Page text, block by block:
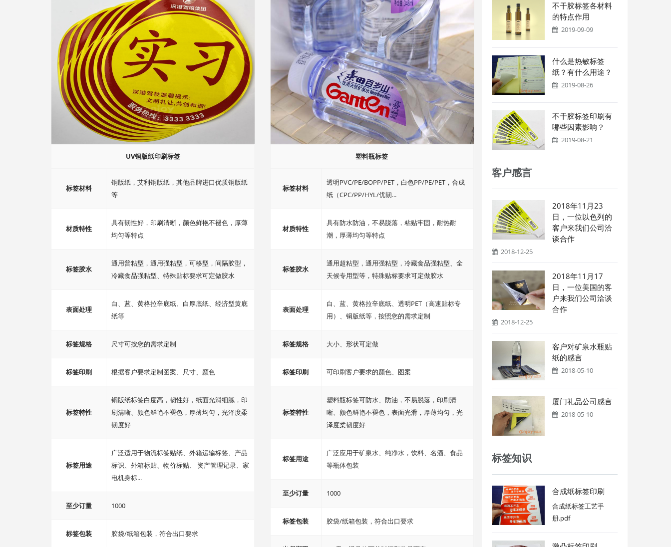
UV铜版纸印刷标签
标签材料
铜版纸，艾利铜版纸，其他品牌进口优质铜版纸
等
材质特性
具有韧性好，印刷清晰，颜色鲜艳不褪色，厚薄
均匀等特点
标签胶水
通用普粘型，通用强粘型，可移型，间隔胶型，
冷藏食品强粘型、特殊贴标要求可定做胶水
表面处理
白、蓝、黄格拉辛底纸、白厚底纸、经济型黄底
纸等
标签规格 尺寸可按您的需求定制
标签印刷 根据客户要求定制图案、尺寸、颜色
标签特性
铜版纸标签白度高，韧性好，纸面光滑细腻，印
刷清晰、颜色鲜艳不褪色，厚薄均匀，光泽度柔
韧度好
标签用途
广泛适用于物流标签贴纸、外箱运输标签、产品
标识、外箱标贴、物价标贴、 资产管理记录、家
电机身标...
至少订量 1000
标签包装 胶袋/纸箱包装，符合出口要求
塑料瓶标签
标签材料
透明PVC/PE/BOPP/PET，白色PP/PE/PET，合成
纸（CPC/PP/HYL/优韧...
材质特性
具有防水防油，不易脱落，粘贴牢固，耐热耐
潮，厚薄均匀等特点
标签胶水
通用超粘型，通用强粘型，冷藏食品强粘型、全
天候专用型等，特殊贴标要求可定做胶水
表面处理
白、蓝、黄格拉辛底纸、透明PET（高速贴标专
用）、铜版纸等，按照您的需求定制
标签规格 大小、形状可定做
标签印刷 可印刷客户要求的颜色、图案
标签特性
塑料瓶标签可防水、防油，不易脱落，印刷清
晰、颜色鲜艳不褪色，表面光滑，厚薄均匀，光
泽度柔韧度好
标签用途
广泛应用于矿泉水、纯净水，饮料、名酒、食品
等瓶体包装
至少订量 1000
标签包装 胶袋/纸箱包装，符合出口要求
不干胶标签各材料
的特点作用
2019-09-09
什么是热敏标签
纸？有什么用途？
2019-08-26
不干胶标签印刷有
哪些因素影响？
2019-08-21
客户感言
2018年11月23
日，一位以色列的
客户来我们公司洽
谈合作
2018-12-25
2018年11月17
日，一位美国的客
户来我们公司洽谈
合作
2018-12-25
客户对矿泉水瓶贴
纸的感言
2018-05-10
厦门礼品公司感言
2018-05-10
标签知识
合成纸标签印刷
合成纸标签工艺手
册.pdf